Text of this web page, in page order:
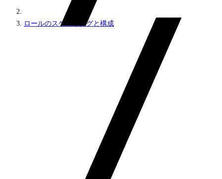
ロールのスケーリングと構成